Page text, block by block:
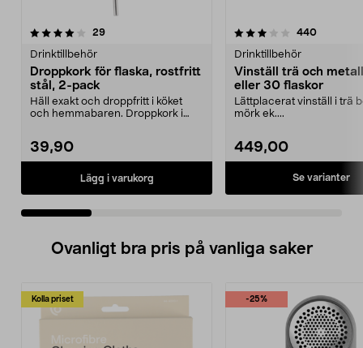
29recensioner
Drinktillbehör
Droppkork för flaska, rostfritt
stål, 2-pack
Häll exakt och droppfritt i köket
och hemmabaren. Droppkork i
39,90
Lägg i varukorg
3.5 av 5 stjärnor 440
Drinktillbehör
Vinställ trä och
eller 30 flaskor
Lättplacerat vinställ i trä
mörk ek....
449,00
Se varianter
4.5 av 5 stjärnor
Ovanligt bra pris på vanliga saker
Kolla priset -25%